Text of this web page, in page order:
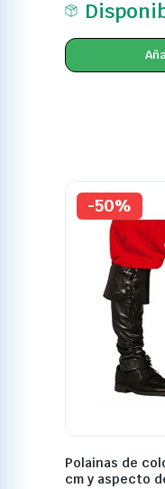
-50%
Polainas de
cm y aspecto